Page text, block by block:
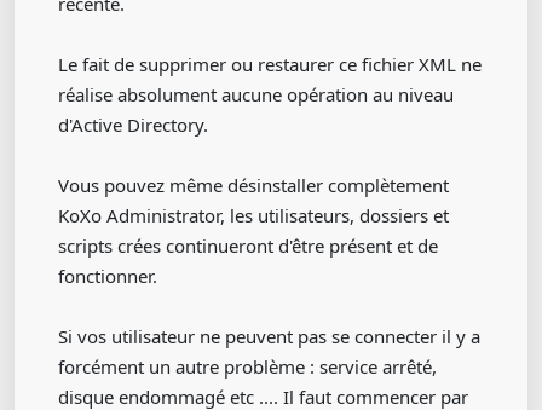
Le fait de supprimer ou restaurer ce fichier XML ne
réalise absolument aucune opération au niveau
d'Active Directory.
Vous pouvez même désinstaller complètement
KoXo Administrator, les utilisateurs, dossiers et
scripts crées continueront d'être présent et de
fonctionner.
Si vos utilisateur ne peuvent pas se connecter il y a
forcément un autre problème : service arrêté,
disque endommagé etc .... Il faut commencer par